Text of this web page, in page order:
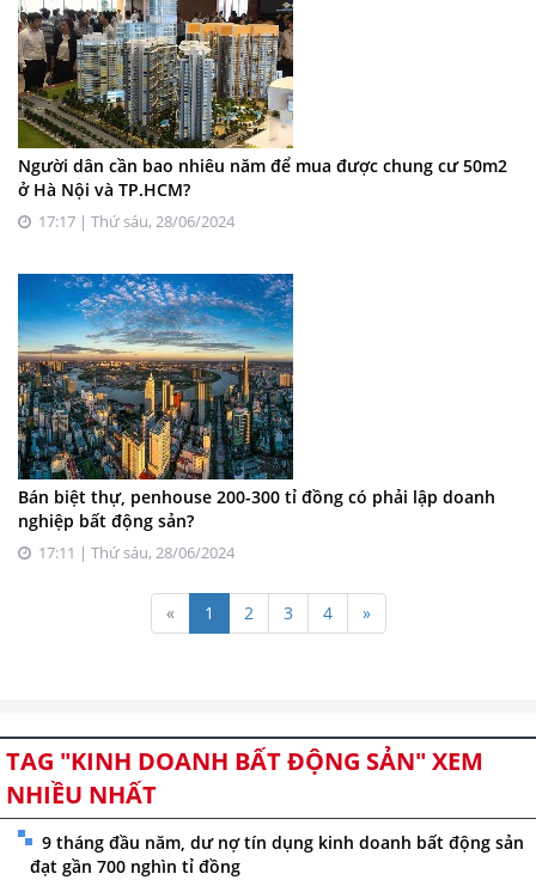
Người dân cần bao nhiêu năm để mua được chung cư 50m2
ở Hà Nội và TP.HCM?
17:17 | Thứ sáu, 28/06/2024
Bán biệt thự, penhouse 200-300 tỉ đồng có phải lập doanh
nghiệp bất động sản?
17:11 | Thứ sáu, 28/06/2024
« 1 2 3 4 »
TAG "KINH DOANH BẤT ĐỘNG SẢN" XEM
NHIỀU NHẤT
9 tháng đầu năm, dư nợ tín dụng kinh doanh bất động sản
đạt gần 700 nghìn tỉ đồng